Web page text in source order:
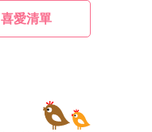
喜愛清單